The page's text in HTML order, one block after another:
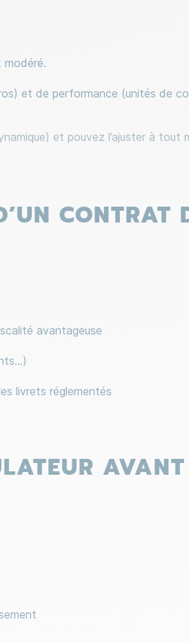
et de performance (unités de
et pouvez l’ajuster à tout
CONTRAT
avantageuse
livrets réglementés